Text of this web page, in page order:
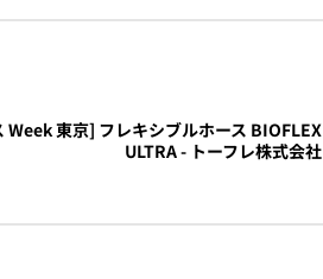
Week 東京] フレキシブルホース BIOFLEX
ULTRA - トーフレ株式会社